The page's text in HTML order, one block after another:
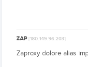
ZAP[180.149.96.203]
Zaproxy dolore alias